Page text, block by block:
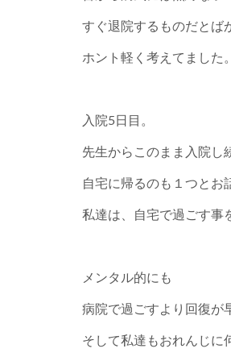
すぐ退院するものだとば
ホント軽く考えてました。
入院5日目。
先生からこのまま入院し
自宅に帰るのも１つとお
私達は、自宅で過ごす事
メンタル的にも
病院で過ごすより回復が
そして私達もおれんじに